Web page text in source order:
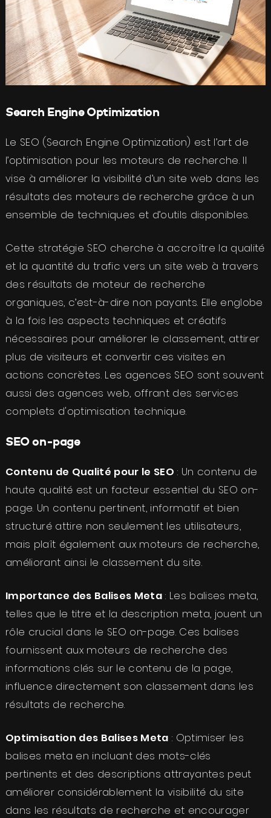
Search Engine Optimization
Le SEO (Search Engine Optimization) est l’art de
l’optimisation pour les moteurs de recherche. Il
vise à améliorer la visibilité d’un site web dans les
résultats des moteurs de recherche grâce à un
ensemble de techniques et d’outils disponibles.
Cette stratégie SEO cherche à accroître la qualité
et la quantité du trafic vers un site web à travers
des résultats de moteur de recherche
organiques, c’est-à-dire non payants. Elle englobe
à la fois les aspects techniques et créatifs
nécessaires pour améliorer le classement, attirer
plus de visiteurs et convertir ces visites en
actions concrètes. Les agences SEO sont souvent
aussi des agences web, offrant des services
complets d'optimisation technique.
SEO on-page
Contenu de Qualité pour le SEO : Un contenu de
haute qualité est un facteur essentiel du SEO on-
page. Un contenu pertinent, informatif et bien
structuré attire non seulement les utilisateurs,
mais plaît également aux moteurs de recherche,
améliorant ainsi le classement du site.
Importance des Balises Meta: Les balises meta,
telles que le titre et la description meta, jouent un
rôle crucial dans le SEO on-page. Ces balises
fournissent aux moteurs de recherche des
informations clés sur le contenu de la page,
influence directement son classement dans les
résultats de recherche.
Optimisation des Balises Meta : Optimiser les
balises meta en incluant des mots-clés
pertinents et des descriptions attrayantes peut
améliorer considérablement la visibilité du site
dans les résultats de recherche et encourager